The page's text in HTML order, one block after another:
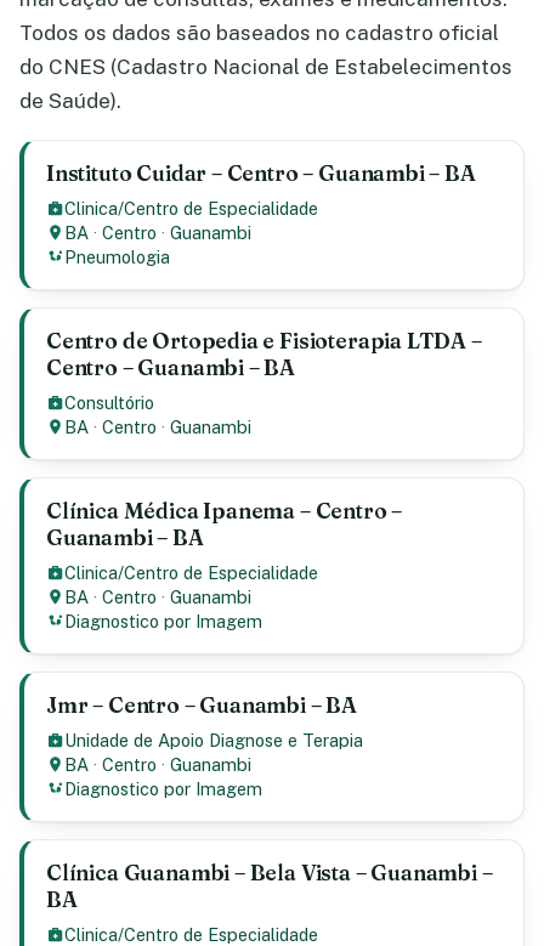
Todos os dados são baseados no cadastro oficial
do CNES (Cadastro Nacional de Estabelecimentos
de Saúde).
Instituto Cuidar – Centro – Guanambi – BA
Clinica/Centro de Especialidade
BA ·Centro ·Guanambi
Pneumologia
Centro de Ortopedia e Fisioterapia LTDA –
Centro – Guanambi – BA
Consultório
BA ·Centro ·Guanambi
Clínica Médica Ipanema – Centro –
Guanambi – BA
Clinica/Centro de Especialidade
BA ·Centro ·Guanambi
Diagnostico por Imagem
Jmr – Centro – Guanambi – BA
Unidade de Apoio Diagnose e Terapia
BA ·Centro ·Guanambi
Diagnostico por Imagem
Clínica Guanambi – Bela Vista – Guanambi –
BA
Clinica/Centro de Especialidade